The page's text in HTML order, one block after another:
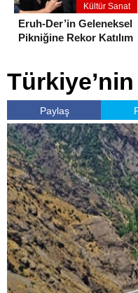
Kültür Sanat
Eruh-Der’in Geleneksel
Pikniğine Rekor Katılım
Paylaş